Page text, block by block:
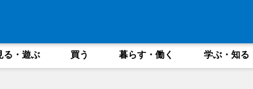
る・遊ぶ 買う 暮らす・働く 学ぶ・知る